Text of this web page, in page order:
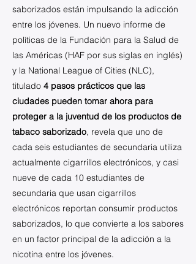
saborizados están impulsando la adicción
entre los jóvenes. Un nuevo informe de
políticas de la Fundación para la Salud de
las Américas (HAF por sus siglas en inglés)
y la National League of Cities (NLC),
titulado 4 pasos prácticos que las
ciudades pueden tomar ahora para
proteger a la juventud de los productos de
tabaco saborizado, revela que uno de
cada seis estudiantes de secundaria utiliza
actualmente cigarrillos electrónicos, y casi
nueve de cada 10 estudiantes de
secundaria que usan cigarrillos
electrónicos reportan consumir productos
saborizados, lo que convierte a los sabores
en un factor principal de la adicción a la
nicotina entre los jóvenes.